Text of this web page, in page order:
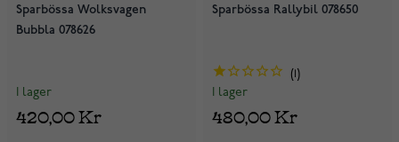
Sparbössa Wolksvagen
Bubbla 078626
I lager
420,00 Kr
Sparbössa Rallybil 078650
I lager
480,00 Kr